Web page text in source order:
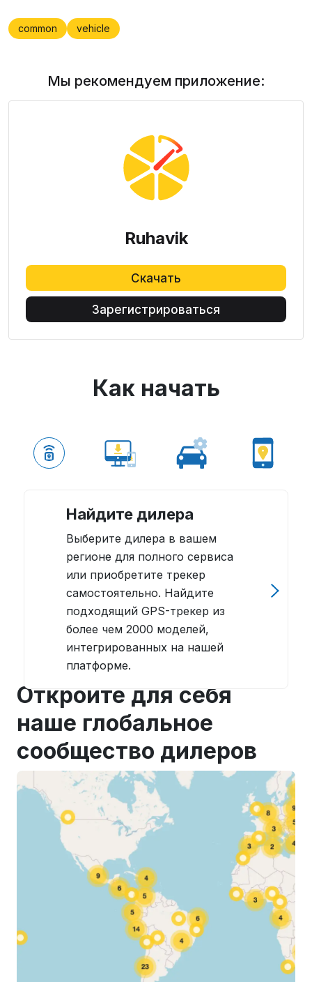
common vehicle
Мы рекомендуем приложение:
Ruhavik
Скачать
Зарегистрироваться
Как начать
Найдите дилера
Выберите дилера в вашем
регионе для полного сервиса
или приобретите трекер
самостоятельно. Найдите
подходящий GPS-трекер из
более чем 2000 моделей,
интегрированных на нашей
платформе.
Откройте для себя
наше глобальное
сообщество дилеров